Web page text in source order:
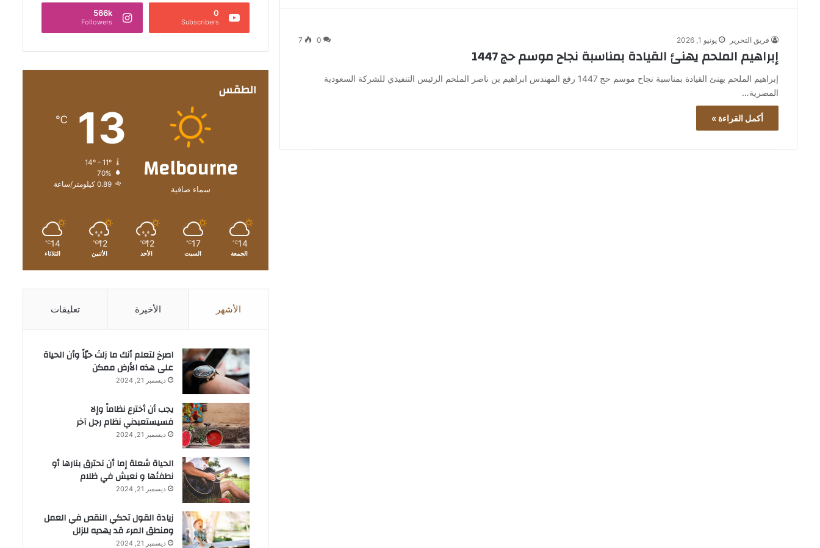
فريق التحرير يونيو 1, 2026 0
7
إبراهيم الملحم يهنئ القيادة بمناسبة نجاح موسم حج 1447
إبراهيم الملحم يهنئ القيادة بمناسبة نجاح موسم حج 1447 رفع المهندس ابراهيم بن ناصر الملحم الرئيس التنفيذي للشركة السعودية
المصرية…
أكمل القراءة »
0
Subscribers
566k
Followers
الطقس
Melbourne
سماء صافية
13
℃
14º - 11º
70%
0.89 كيلومتر/ساعة
14
℃
الجمعة
17
℃
السبت
12
℃
الأحد
12
℃
الأثنين
14
℃
الثلاثاء
الأشهر الأخيرة تعليقات
‫اصرخ لتعلم أنك ما زلتَ حيّاً وأن الحياة
على هذه الأرض ممكن
ديسمبر 21, 2024
يجب أن أخترع نظاماً وإلا
فسيستعبدني نظام رجل آخر
ديسمبر 21, 2024
الحياة شعلة إما أن نحترق بنارها أو
نطفئها و نعيش في ظلام
ديسمبر 21, 2024
زيادة القول تحكي النقص في العمل
ومنطق المرء قد يهديه للزلل
ديسمبر 21, 2024